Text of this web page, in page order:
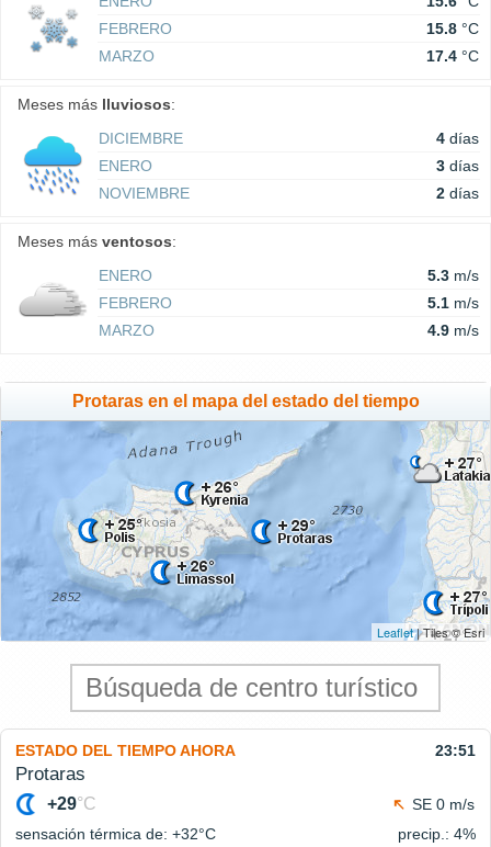
FEBRERO
15.8 °C
MARZO
17.4 °C
Meses más lluviosos:
DICIEMBRE
4 días
ENERO
3 días
NOVIEMBRE
2 días
Meses más ventosos:
ENERO
5.3 m/s
FEBRERO
5.1 m/s
MARZO
4.9 m/s
Protaras en el mapa del estado del tiempo
Leaflet| Tiles © Esri
ESTADO DEL TIEMPO AHORA 23:51
Protaras
+29°C
SE 0 m/s
sensación térmica de: +32°C precip.: 4%